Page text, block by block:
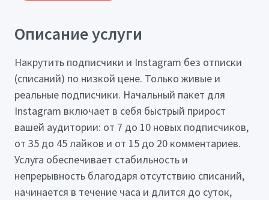
Описание услуги
Накрутить подписчики и Instagram без отписки
(списаний) по низкой цене. Только живые и
реальные подписчики. Начальный пакет для
Instagram включает в себя быстрый прирост
вашей аудитории: от 7 до 10 новых подписчиков,
от 35 до 45 лайков и от 15 до 20 комментариев.
Услуга обеспечивает стабильность и
непрерывность благодаря отсутствию списаний,
начинается в течение часа и длится до суток,